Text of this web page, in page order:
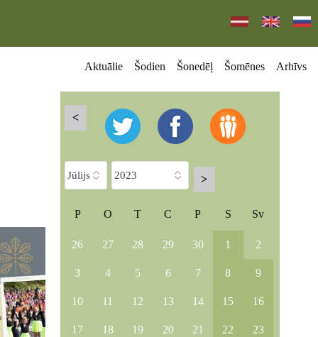
Aktuālie Šodien Šonedēļ Šomēnes Arhīvs
<
>
P O T C P S Sv
26 27 28 29 30 1 2
3 4 5 6 7 8 9
10 11 12 13 14 15 16
17 18 19 20 21 22 23